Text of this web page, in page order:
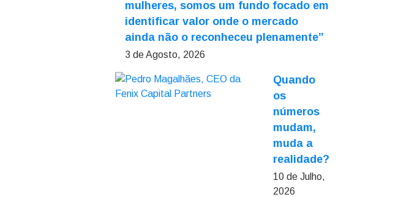
mulheres, somos um fundo focado em
identificar valor onde o mercado
ainda não o reconheceu plenamente”
3 de Agosto, 2026
Quando
os
números
mudam,
muda a
realidade?
10 de Julho,
2026